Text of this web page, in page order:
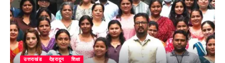
उत्तराखंड देहरादून शिक्षा